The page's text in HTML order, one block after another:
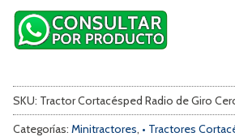
SKU: Tractor Cortacésped Radio de Giro
Categorías: Minitractores, • Tractores